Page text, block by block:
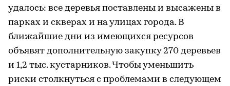
удалось: все деревья поставлены и высажены в
парках и скверах и на улицах города. В
ближайшие дни из имеющихся ресурсов
объявят дополнительную закупку 270 деревьев
и 1,2 тыс. кустарников. Чтобы уменьшить
риски столкнуться с проблемами в следующем